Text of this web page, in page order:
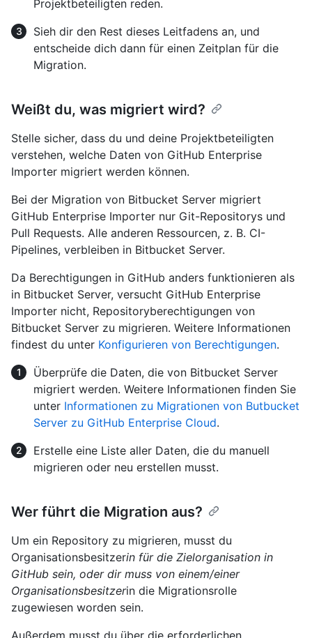
Projektbeteiligten reden.
Sieh dir den Rest dieses Leitfadens an, und
entscheide dich dann für einen Zeitplan für die
Migration.
Weißt du, was migriert wird?
Stelle sicher, dass du und deine Projektbeteiligten
verstehen, welche Daten von GitHub Enterprise
Importer migriert werden können.
Bei der Migration von Bitbucket Server migriert
GitHub Enterprise Importer nur Git-Repositorys und
Pull Requests. Alle anderen Ressourcen, z. B. CI-
Pipelines, verbleiben in Bitbucket Server.
Da Berechtigungen in GitHub anders funktionieren als
in Bitbucket Server, versucht GitHub Enterprise
Importer nicht, Repositoryberechtigungen von
Bitbucket Server zu migrieren. Weitere Informationen
findest du unter Konfigurieren von Berechtigungen.
Überprüfe die Daten, die von Bitbucket Server
migriert werden. Weitere Informationen finden Sie
unter Informationen zu Migrationen von Butbucket
Server zu GitHub Enterprise Cloud.
Erstelle eine Liste aller Daten, die du manuell
migrieren oder neu erstellen musst.
Wer führt die Migration aus?
Um ein Repository zu migrieren, musst du
Organisationsbesitzerin für die Zielorganisation in
GitHub sein, oder dir muss von einem/einer
Organisationsbesitzerin die Migrationsrolle
zugewiesen worden sein.